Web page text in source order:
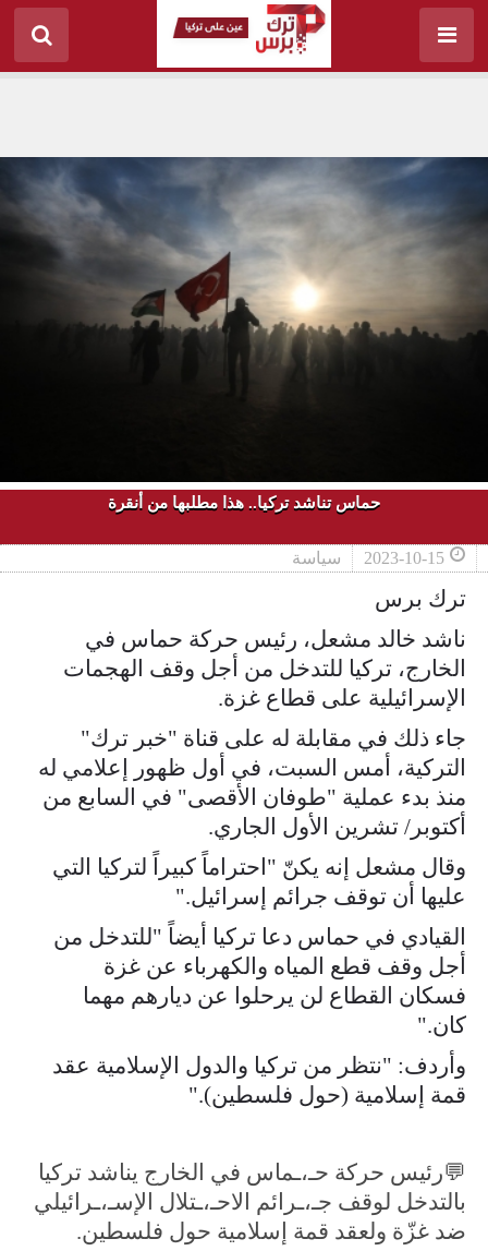
حماس تناشد تركيا.. هذا مطلبها من أنقرة
2023-10-15 سياسة
ترك برس
ناشد خالد مشعل، رئيس حركة حماس في
الخارج، تركيا للتدخل من أجل وقف الهجمات
الإسرائيلية على قطاع غزة.
جاء ذلك في مقابلة له على قناة "خبر ترك"
التركية، أمس السبت، في أول ظهور إعلامي له
منذ بدء عملية "طوفان الأقصى" في السابع من
أكتوبر/ تشرين الأول الجاري.
وقال مشعل إنه يكنّ "احتراماً كبيراً لتركيا التي
عليها أن توقف جرائم إسرائيل."
القيادي في حماس دعا تركيا أيضاً "للتدخل من
أجل وقف قطع المياه والكهرباء عن غزة
فسكان القطاع لن يرحلوا عن ديارهم مهما
كان."
وأردف: "نتظر من تركيا والدول الإسلامية عقد
قمة إسلامية (حول فلسطين)."
💬رئيس حركة حـ،ـماس في الخارج يناشد تركيا
بالتدخل لوقف جـ،ـرائم الاحـ،ـتلال الإسـ،ـرائيلي
ضد غزّة ولعقد قمة إسلامية حول فلسطين.